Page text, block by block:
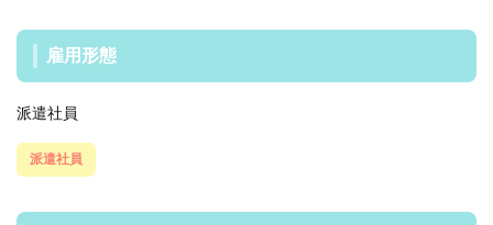
雇用形態
派遣社員
派遣社員